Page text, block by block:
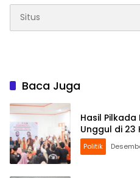
Baca Juga
Hasil Pilkada Halsel
Politik